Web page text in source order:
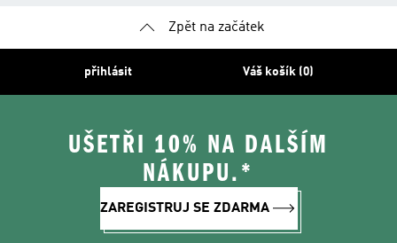
Zpět na začátek
přihlásit Váš košík (0)
UŠETŘI 10% NA DALŠÍM
NÁKUPU.*
ZAREGISTRUJ SE ZDARMA